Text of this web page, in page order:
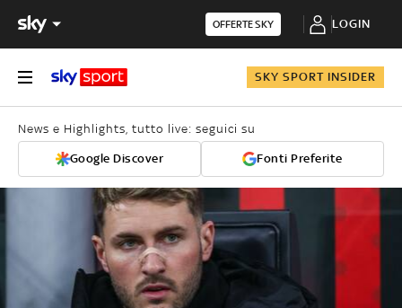
OFFERTE SKY LOGIN
SKY SPORT INSIDER
News e Highlights, tutto live: seguici su
Google Discover Fonti Preferite